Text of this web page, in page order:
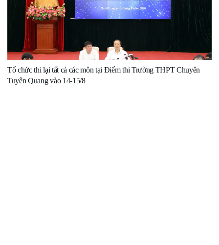
Tổ chức thi lại tất cả các môn tại Điểm thi Trường THPT Chuyên
Tuyên Quang vào 14-15/8